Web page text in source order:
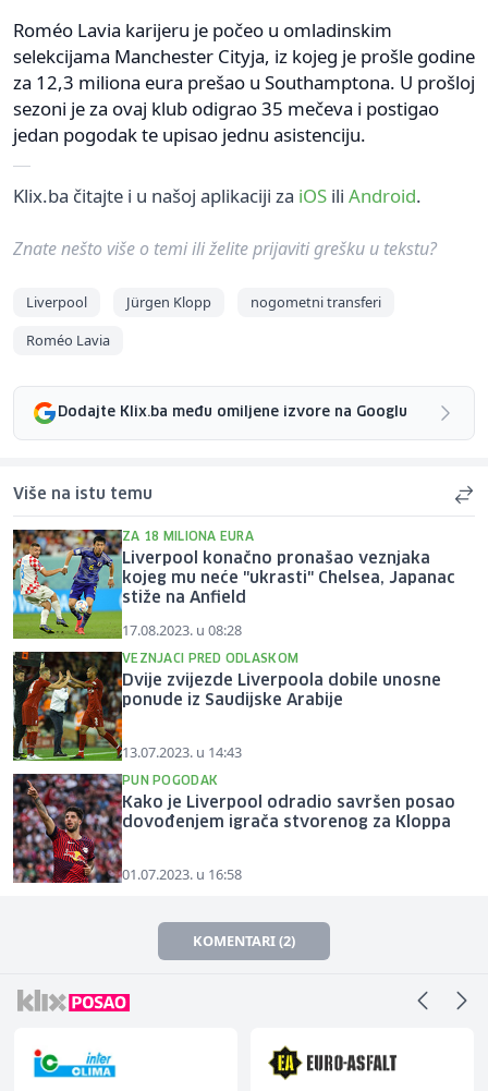
Roméo Lavia karijeru je počeo u omladinskim
selekcijama Manchester Cityja, iz kojeg je prošle godine
za 12,3 miliona eura prešao u Southamptona. U prošloj
sezoni je za ovaj klub odigrao 35 mečeva i postigao
jedan pogodak te upisao jednu asistenciju.
Klix.ba čitajte i u našoj aplikaciji za iOS ili Android.
Znate nešto više o temi ili želite prijaviti grešku u tekstu?
Liverpool Jürgen Klopp
nogometni transferi
Roméo Lavia
Dodajte Klix.ba među omiljene izvore na Googlu
Više na istu temu
ZA 18 MILIONA EURA
Liverpool konačno pronašao veznjaka
kojeg mu neće "ukrasti" Chelsea, Japanac
stiže na Anfield
17.08.2023. u 08:28
VEZNJACI PRED ODLASKOM
Dvije zvijezde Liverpoola dobile unosne
ponude iz Saudijske Arabije
13.07.2023. u 14:43
PUN POGODAK
Kako je Liverpool odradio savršen posao
dovođenjem igrača stvorenog za Kloppa
01.07.2023. u 16:58
KOMENTARI (2)